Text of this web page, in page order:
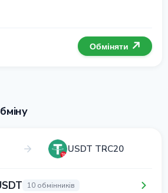
Обміняти
USDT TRC20
10 обмінників